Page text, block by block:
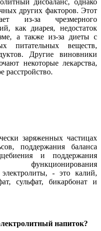
дисбаланс, однако
других факторов. Этот
из-за чрезмерного
как диарея, недостаток
а также из-за диеты с
питательных веществ,
Другие виновники
некоторые лекарства,
расстройство.
заряженных частицах
поддержания баланса
и поддержания
- это калий,
сульфат, бикарбонат и
напиток?